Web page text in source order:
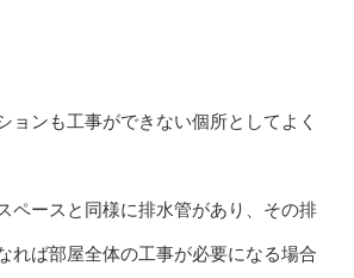
ョンも工事ができない個所としてよく
ペースと同様に排水管があり、その排
れば部屋全体の工事が必要になる場合